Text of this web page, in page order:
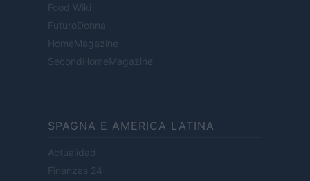
Food Wiki
FuturoDonna
HomeMagazine
SecondHomeMagazine
SPAGNA E AMERICA LATINA
Actualidad
Finanzas 24